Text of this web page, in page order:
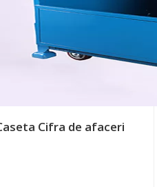
Cifra de afaceri